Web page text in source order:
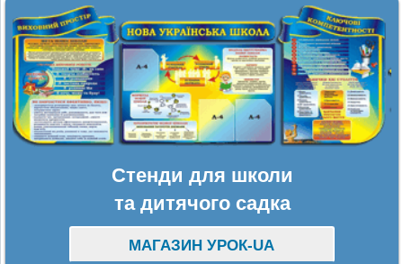
Стенди для школи
та дитячого садка
МАГАЗИН УРОК-UA